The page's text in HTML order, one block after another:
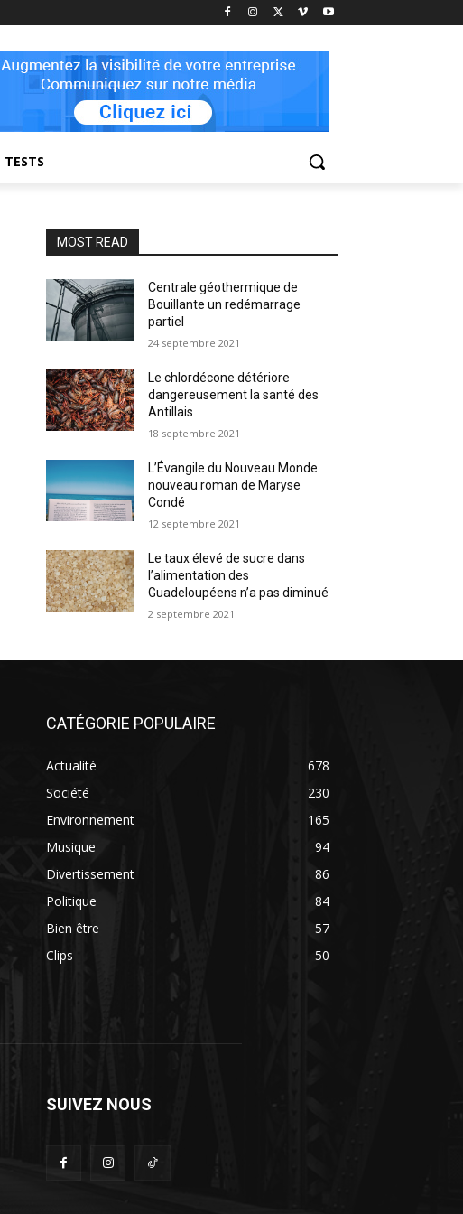
TESTS
MOST READ
Centrale géothermique de
Bouillante un redémarrage
partiel
24 septembre 2021
Le chlordécone détériore
dangereusement la santé des
Antillais
18 septembre 2021
L’Évangile du Nouveau Monde
nouveau roman de Maryse
Condé
12 septembre 2021
Le taux élevé de sucre dans
l’alimentation des
Guadeloupéens n’a pas diminué
2 septembre 2021
CATÉGORIE POPULAIRE
Actualité
678
Société
230
Environnement
165
Musique
94
Divertissement
86
Politique
84
Bien être
57
Clips
50
SUIVEZ NOUS